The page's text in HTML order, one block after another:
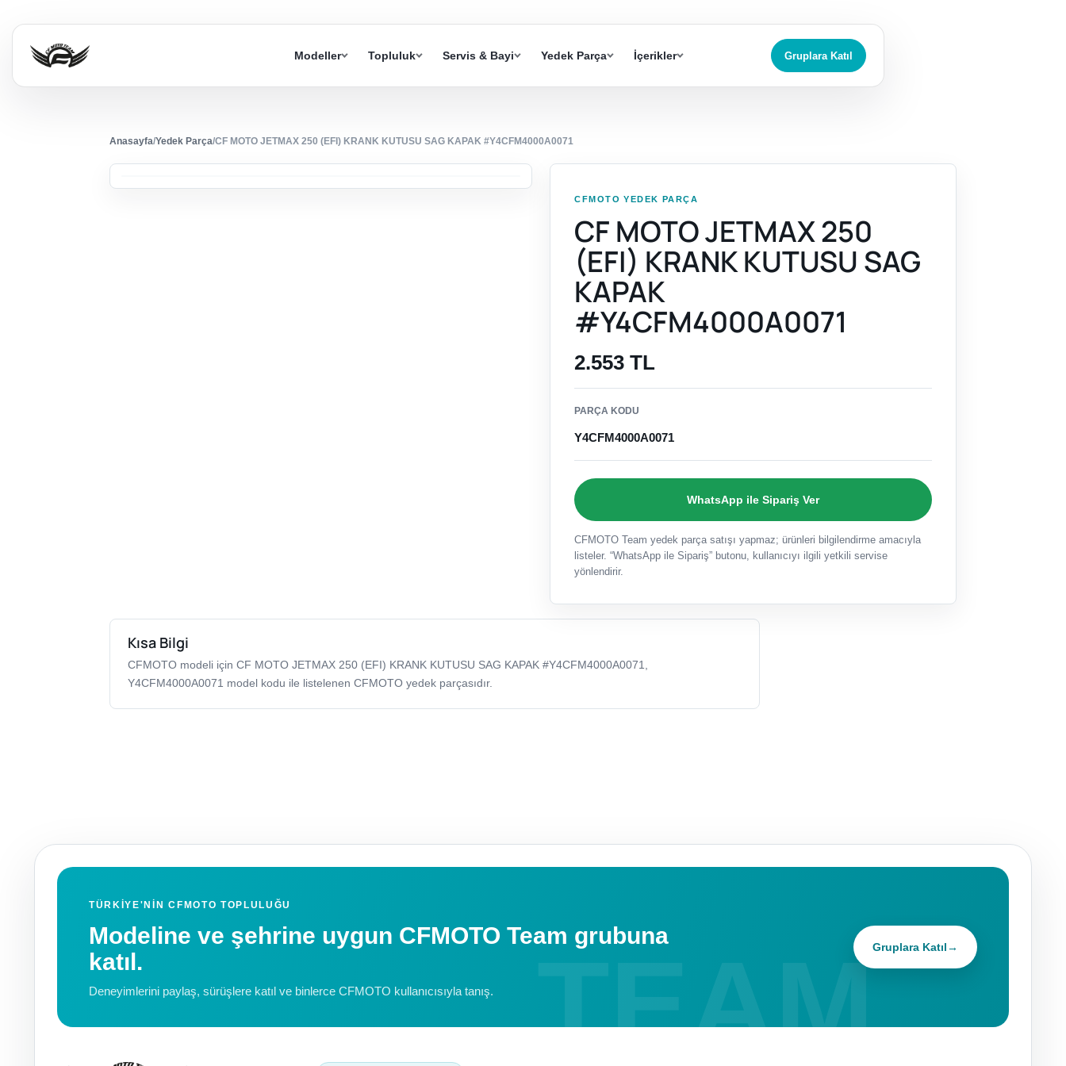
Modeller Topluluk Servis & Bayi Yedek Parça İçerikler Gruplara Katıl
Anasayfa/Yedek Parça/CF MOTO JETMAX 250 (EFI) KRANK KUTUSU SAG KAPAK #Y4CFM4000A0071
CFMOTO YEDEK PARÇA
CF MOTO JETMAX 250
(EFI) KRANK KUTUSU SAG
KAPAK
#Y4CFM4000A0071
2.553 TL
PARÇA KODU
Y4CFM4000A0071
WhatsApp ile Sipariş Ver
CFMOTO Team yedek parça satışı yapmaz; ürünleri bilgilendirme amacıyla
listeler. “WhatsApp ile Sipariş” butonu, kullanıcıyı ilgili yetkili servise
yönlendirir.
Kısa Bilgi
CFMOTO modeli için CF MOTO JETMAX 250 (EFI) KRANK KUTUSU SAG KAPAK #Y4CFM4000A0071,
Y4CFM4000A0071 model kodu ile listelenen CFMOTO yedek parçasıdır.
TÜRKIYE'NIN CFMOTO TOPLULUĞU
Modeline ve şehrine uygun CFMOTO Team grubuna
katıl.
Deneyimlerini paylaş, sürüşlere katıl ve binlerce CFMOTO kullanıcısıyla tanış.
Gruplara Katıl→